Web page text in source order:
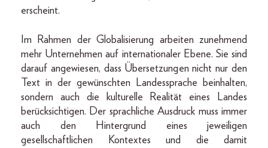
erscheint.
Im Rahmen der Globalisierung arbeiten zunehmend
mehr Unternehmen auf internationaler Ebene. Sie sind
darauf angewiesen, dass Übersetzungen nicht nur den
Text in der gewünschten Landessprache beinhalten,
sondern auch die kulturelle Realität eines Landes
berücksichtigen. Der sprachliche Ausdruck muss immer
auch den Hintergrund eines jeweiligen
gesellschaftlichen Kontextes und die damit